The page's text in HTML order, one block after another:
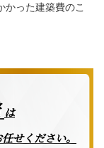
かった建築費のこ
は
せください。